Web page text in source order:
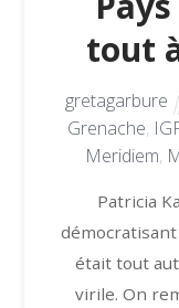
tout
gretagarbure
Grenache,
Meridiem,
Patricia
était tout
virile. On